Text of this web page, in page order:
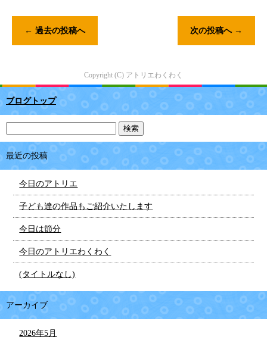
← 過去の投稿へ 次の投稿へ →
Copyright (C) アトリエわくわく
ブログトップ
最近の投稿
今日のアトリエ
子ども達の作品もご紹介いたします
今日は節分
今日のアトリエわくわく
(タイトルなし)
アーカイブ
2026年5月